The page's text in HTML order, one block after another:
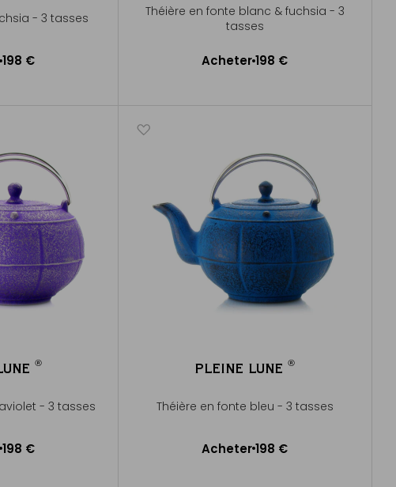
- 3 tasses
198 €
Théière en fonte blanc & fuchsia - 3
tasses
®
Acheter198 €
®
- 3 tasses
198 €
PLEINE LUNE®
Théière en fonte bleu - 3 tasses
Acheter198 €